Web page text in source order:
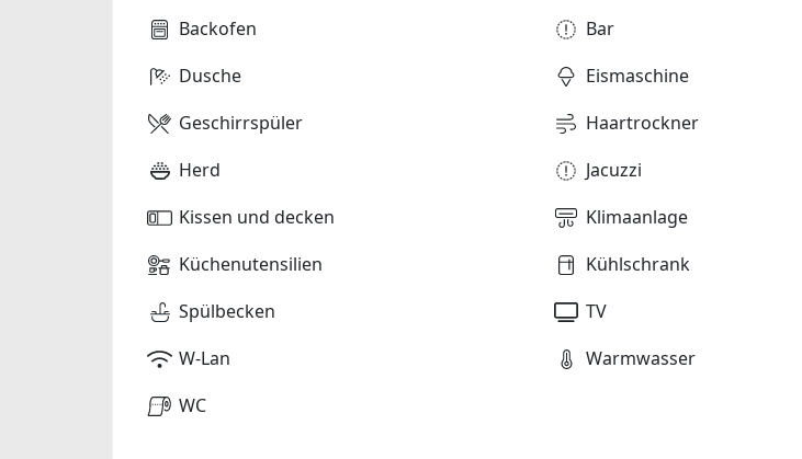
Backofen Bar
Dusche
Eismaschine
Geschirrspüler
Haartrockner
Herd
Jacuzzi
Kissen und decken
Klimaanlage
Küchenutensilien
Kühlschrank
Spülbecken
TV
W-Lan
Warmwasser
WC